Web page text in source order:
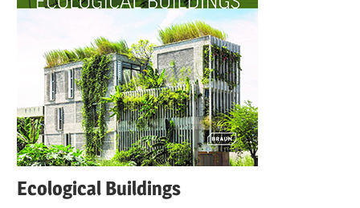
Ecological Buildings